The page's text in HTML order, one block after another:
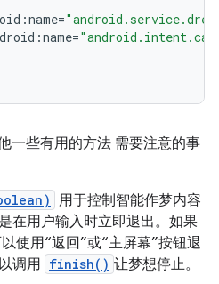
:name=
:name=
一些有用的方法 需要注意的事
用于控制智能作梦内容
在用户输入时立即退出。如果
使用“返回”或“主屏幕”按钮退
调用 finish() 让梦想停止。